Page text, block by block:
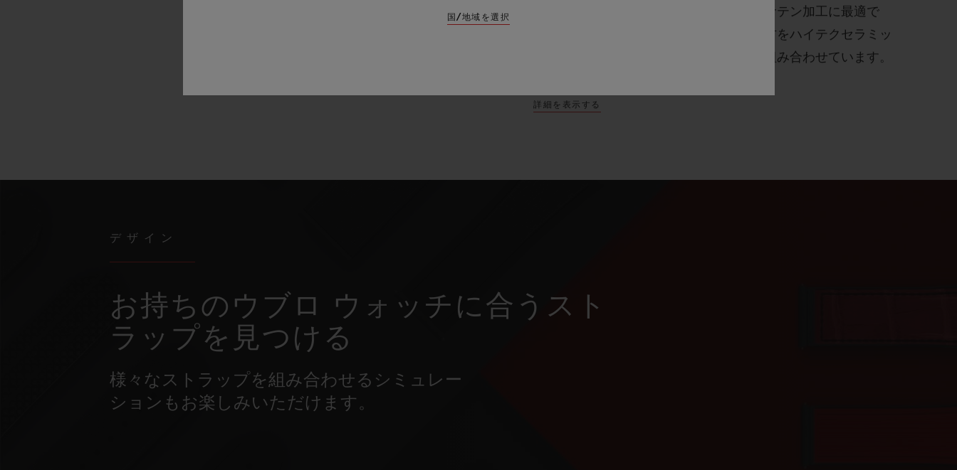
られた特殊な合金で、ポリッシュ加工やサテン加工に最適で
ウブロの時計はキングゴールドの素材をハイテクセラミッ
ク、ラバー、カーボンなど最新の素材と組み合わせています。
詳細を表示する
デザイン
お持ちのウブロ ウォッチに合うスト
ラップを見つける
様々なストラップを組み合わせるシミュレー
ションもお楽しみいただけます。
国/地域を選択